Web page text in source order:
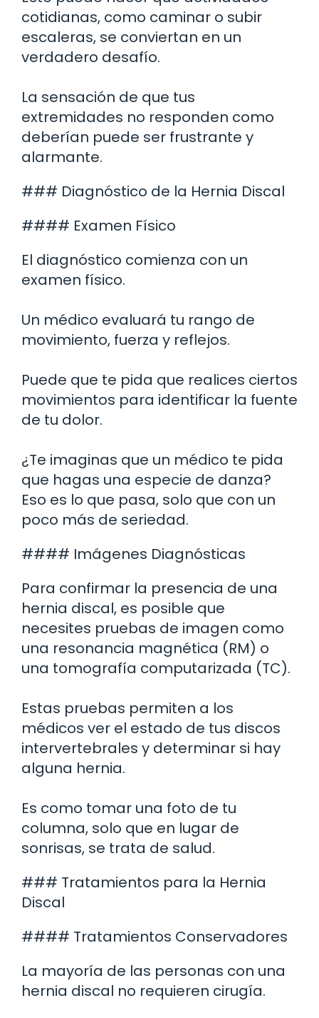
cotidianas, como caminar o subir
escaleras, se conviertan en un
verdadero desafío.
La sensación de que tus
extremidades no responden como
deberían puede ser frustrante y
alarmante.
### Diagnóstico de la Hernia Discal
#### Examen Físico
El diagnóstico comienza con un
examen físico.
Un médico evaluará tu rango de
movimiento, fuerza y reflejos.
Puede que te pida que realices ciertos
movimientos para identificar la fuente
de tu dolor.
¿Te imaginas que un médico te pida
que hagas una especie de danza?
Eso es lo que pasa, solo que con un
poco más de seriedad.
#### Imágenes Diagnósticas
Para confirmar la presencia de una
hernia discal, es posible que
necesites pruebas de imagen como
una resonancia magnética (RM) o
una tomografía computarizada (TC).
Estas pruebas permiten a los
médicos ver el estado de tus discos
intervertebrales y determinar si hay
alguna hernia.
Es como tomar una foto de tu
columna, solo que en lugar de
sonrisas, se trata de salud.
### Tratamientos para la Hernia
Discal
#### Tratamientos Conservadores
La mayoría de las personas con una
hernia discal no requieren cirugía.